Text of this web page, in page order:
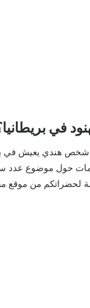
في
لحضراتكم من موقع